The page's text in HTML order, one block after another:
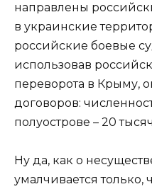
направлены
в украинские
российские боевые
использовав
переворота в Крыму,
договоров:
полуострове – 20
Ну да, как о
умалчивается только,